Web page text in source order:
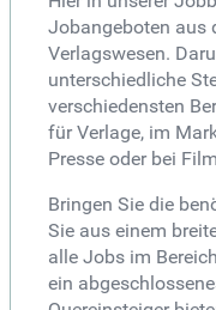
Jobangeboten aus
Verlagswesen.
unterschiedliche
verschiedensten
für Verlage, im
Presse oder bei
Bringen Sie die
Sie aus einem
alle Jobs im
ein